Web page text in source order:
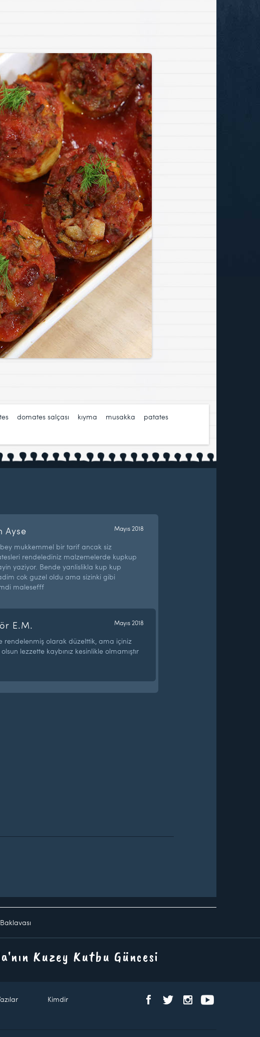
domates salçası kıyma musakka patates
Ayse Mayıs 2018
mukkemmel bir tarif ancak siz
rendelediniz malzemelerde kupkup
yaziyor. Bende yanlislikla kup kup
cok guzel oldu ama sizinki gibi
malesefff
E.M. Mayıs 2018
rendelenmiş olarak düzelttik, ama içiniz
lezzette kaybınız kesinlikle olmamıştır
Kuzey Kutbu Güncesi
Kimdir